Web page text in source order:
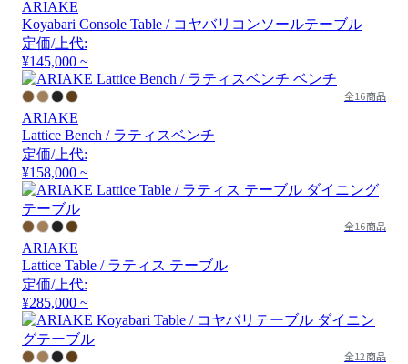
ARIAKE
Koyabari Console Table / コヤバリコンソールテーブル
定価/上代:
¥145,000 ~
全16商品
ARIAKE
Lattice Bench / ラティスベンチ
定価/上代:
¥158,000 ~
全16商品
ARIAKE
Lattice Table / ラティス テーブル
定価/上代:
¥285,000 ~
全12商品